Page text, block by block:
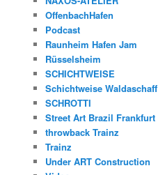
OffenbachHafen
Podcast
Raunheim Hafen Jam
Rüsselsheim
SCHICHTWEISE
Schichtweise Waldaschaff
SCHROTTI
Street Art Brazil Frankfurt
throwback Trainz
Trainz
Under ART Construction